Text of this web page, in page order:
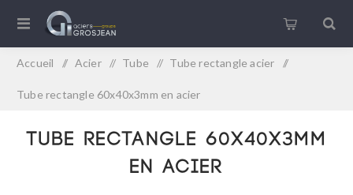
Accueil / Acier / Tube / Tube rectangle acier /
Tube rectangle 60x40x3mm en acier
Tube rectangle 60x40x3mm
en acier